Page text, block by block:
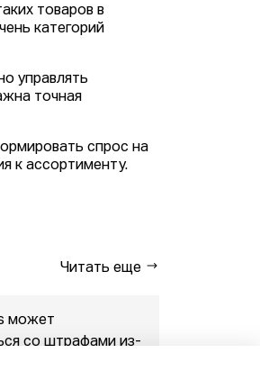
товаров в
категорий
управлять
точная
спрос на
к ассортименту.
Читать еще
может
со штрафами из-